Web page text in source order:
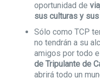
oportunidad de
sus culturas y
Sólo como TCP
no tendrán a su
amigos por todo
de Tripulante de
abrirá todo un